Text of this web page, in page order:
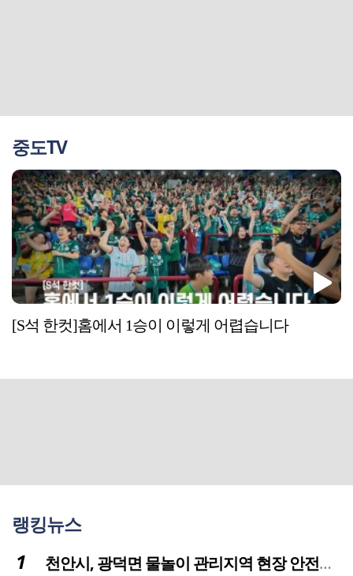
중도TV
[S석 한컷]홈에서 1승이 이렇게 어렵습니다
랭킹뉴스
천안시, 광덕면 물놀이 관리지역 현장 안전점검 실시